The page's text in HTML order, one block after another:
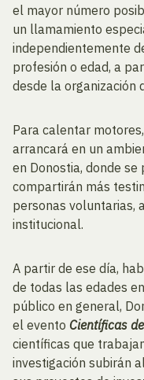
el mayor número
un llamamiento
independientemente
profesión o edad, a
desde la organización
Para calentar
arrancará en un
en Donostia, donde
compartirán más
personas voluntarias,
institucional.
A partir de ese día,
de todas las edades
público en general,
el evento Científicas
científicas que
investigación subirán